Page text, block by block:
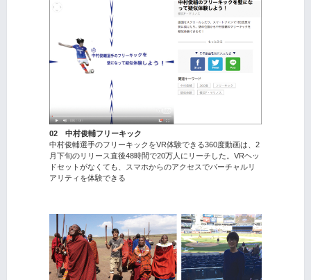
02 中村俊輔フリーキック
中村俊輔選手のフリーキックをVR体験できる360度動画は、2
月下旬のリリース直後48時間で20万人にリーチした。VRヘッ
ドセットがなくても、スマホからのアクセスでバーチャルリ
アリティを体験できる